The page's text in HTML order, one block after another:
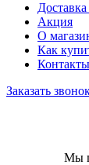
Акция
О
Как
Контакты
Заказать
Мы